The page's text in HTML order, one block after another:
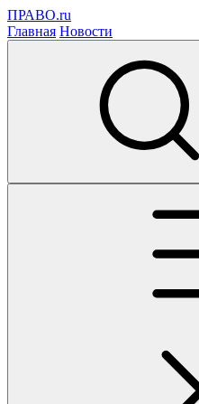
ПРАВО.ru
Главная Новости